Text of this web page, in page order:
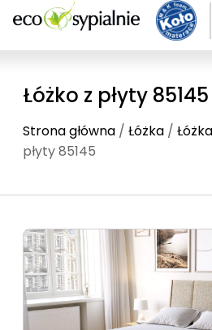
Łóżko z płyty 85145
Strona główna / Łóżka /
płyty 85145